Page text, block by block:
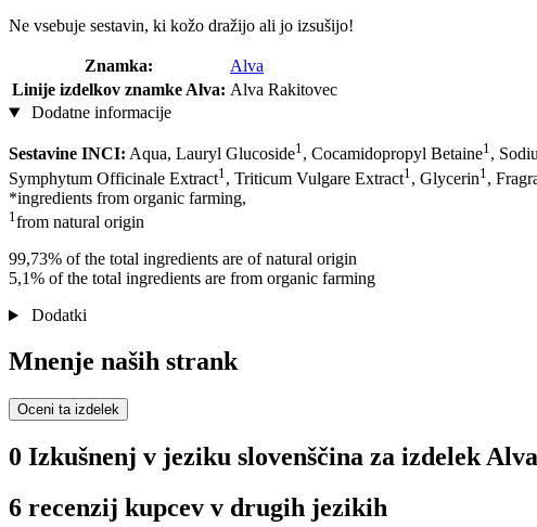
Ne vsebuje sestavin, ki kožo dražijo ali jo izsušijo!
Znamka:
Alva
Linije izdelkov znamke Alva: Alva Rakitovec
Dodatne informacije
Sestavine INCI: Aqua, Lauryl Glucoside1, Cocamidopropyl Betaine1,
Symphytum Officinale Extract1 , Triticum Vulgare Extract1 , Glycerin1 ,
*ingredients from organic farming,
1 from natural origin
99,73% of the total ingredients are of natural origin
5,1% of the total ingredients are from organic farming
Dodatki
Mnenje naših strank
Oceni ta izdelek
0 Izkušnenj v jeziku slovenščina za izdelek
6 recenzij kupcev v drugih jezikih